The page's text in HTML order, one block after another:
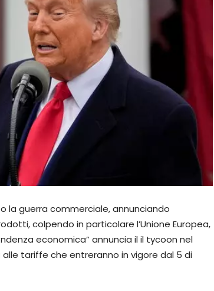
la guerra commerciale, annunciando
colpendo in particolare l’Unione Europea,
economica” annuncia il il tycoon nel
tariffe che entreranno in vigore dal 5 di